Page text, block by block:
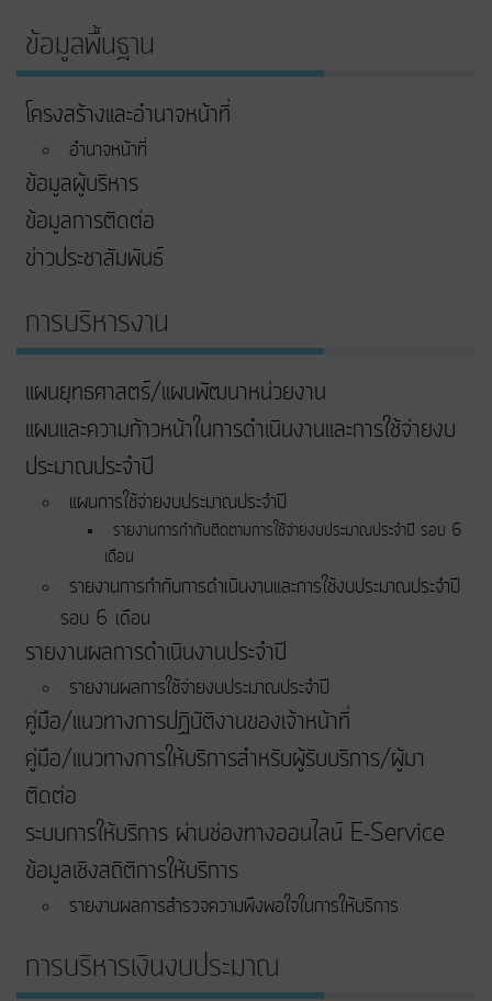
ข้อมูลพื้นฐาน
โครงสร้างและอำนาจหน้าที่
อำนาจหน้าที่
ข้อมูลผู้บริหาร
ข้อมูลการติดต่อ
ข่าวประชาสัมพันธ์
การบริหารงาน
แผนยุทธศาสตร์/แผนพัฒนาหน่วยงาน
แผนและความก้าวหน้าในการดําเนินงานและการใช้จ่ายงบ
ประมาณประจําปี
แผนการใช้จ่ายงบประมาณประจำปี
รายงานการกำกับติดตามการใช้จ่ายงบประมาณประจำปี รอบ 6
เดือน
รายงานการกำกับการดำเนินงานและการใช้งบประมาณประจำปี
รอบ 6 เดือน
รายงานผลการดำเนินงานประจำปี
รายงานผลการใช้จ่ายงบประมาณประจำปี
คู่มือ/แนวทางการปฏิบัติงานของเจ้าหน้าที่
คู่มือ/แนวทางการให้บริการสำหรับผู้รับบริการ/ผู้มา
ติดต่อ
ระบบการให้บริการ ผ่านช่องทางออนไลน์ E-Service
ข้อมูลเชิงสถิติการให้บริการ
รายงานผลการสำรวจความพึงพอใจในการให้บริการ
การบริหารเงินงบประมาณ